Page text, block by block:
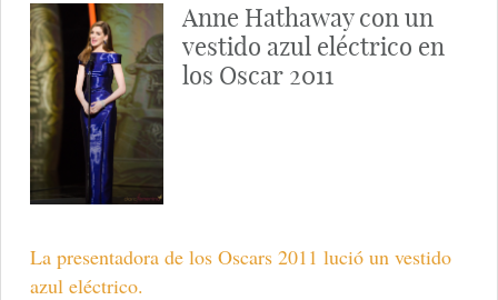
Anne Hathaway con un
vestido azul eléctrico en
los Oscar 2011
La presentadora de los Oscars 2011 lució un vestido
azul eléctrico.